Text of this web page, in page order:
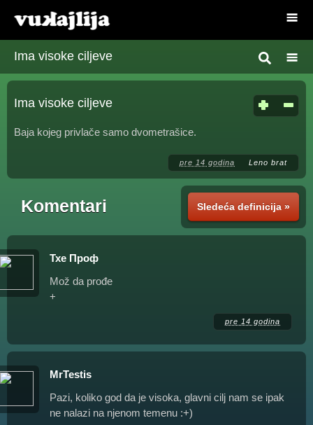
Ima visoke ciljeve
Ima visoke ciljeve
Baja kojeg privlače samo dvometrašice.
pre 14 godina Leno brat
Sledeća definicija »
Komentari
Тхе Проф
Mož da prođe
+
pre 14 godina
MrTestis
Pazi, koliko god da je visoka, glavni cilj nam se ipak
ne nalazi na njenom temenu :+)